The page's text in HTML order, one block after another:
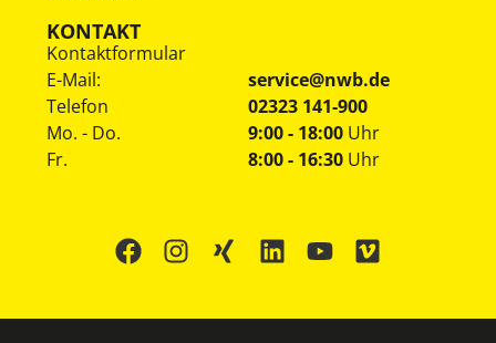
KONTAKT
Kontaktformular
E-Mail:
service@nwb.de
Telefon
02323 141-900
Mo. - Do.
Fr.
9:00 - 18:00 Uhr
8:00 - 16:30 Uhr